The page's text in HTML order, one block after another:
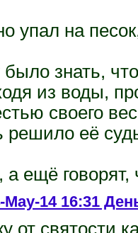
упал на
знать,
из воды,
своего
решило её
а ещё
14 16:31
от святости